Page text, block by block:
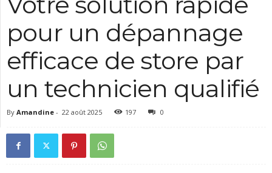
pour un dépannage
efficace de store par
un technicien qualifié
By Amandine - 22 août 2025 197 0